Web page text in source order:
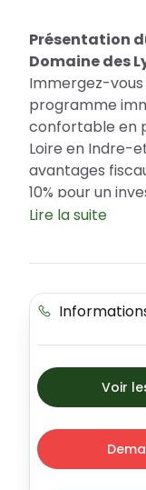
Présentation
Domaine des
Immergez-vous
programme
confortable en
Loire en Indre-
avantages
10% pour un
gamme
l'élégance et le
Pouls de
Cette
accès facile à
résidence
de vie avec un
stratégique
directe aux
Lire la suite
Voir